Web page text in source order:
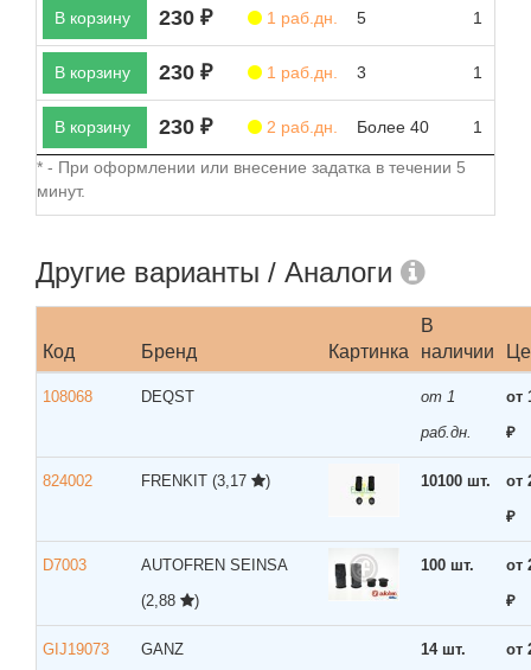
В корзину 230 ₽ 1 раб.дн. 5 1
В корзину 230 ₽ 1 раб.дн. 3 1
В корзину 230 ₽ 2 раб.дн. Более 40 1
* - При оформлении или внесение задатка в течении 5
минут.
Другие варианты / Аналоги
Код Бренд Картинка
В
наличии
108068 DEQST
от 1
раб.дн.
от
₽
824002 FRENKIT (3,17 ) 10100 шт.
от
₽
D7003
AUTOFREN SEINSA
(2,88
)
100 шт.
от
₽
GIJ19073 GANZ 14 шт. от